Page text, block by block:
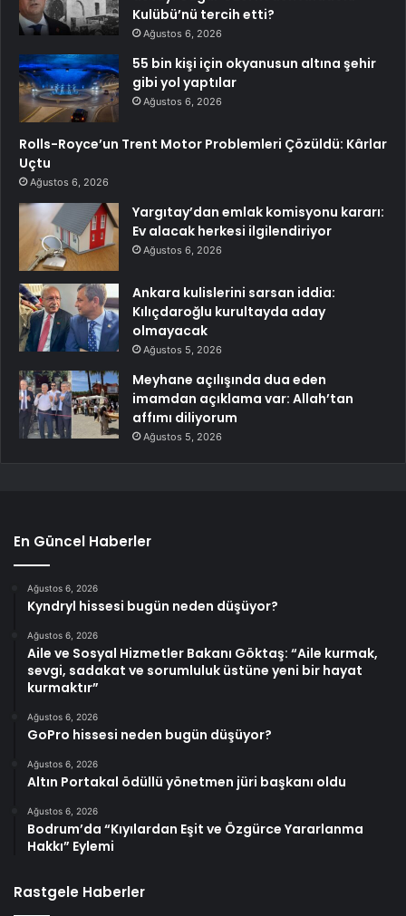
Kulübü’nü tercih etti?
Ağustos 6, 2026
55 bin kişi için okyanusun altına şehir
gibi yol yaptılar
Ağustos 6, 2026
Rolls-Royce’un Trent Motor Problemleri Çözüldü: Kârlar
Uçtu
Ağustos 6, 2026
Yargıtay’dan emlak komisyonu kararı:
Ev alacak herkesi ilgilendiriyor
Ağustos 6, 2026
Ankara kulislerini sarsan iddia:
Kılıçdaroğlu kurultayda aday
olmayacak
Ağustos 5, 2026
Meyhane açılışında dua eden
imamdan açıklama var: Allah’tan
affımı diliyorum
Ağustos 5, 2026
En Güncel Haberler
Ağustos 6, 2026
Kyndryl hissesi bugün neden düşüyor?
Ağustos 6, 2026
Aile ve Sosyal Hizmetler Bakanı Göktaş: “Aile kurmak,
sevgi, sadakat ve sorumluluk üstüne yeni bir hayat
kurmaktır”
Ağustos 6, 2026
GoPro hissesi neden bugün düşüyor?
Ağustos 6, 2026
Altın Portakal ödüllü yönetmen jüri başkanı oldu
Ağustos 6, 2026
Bodrum’da “Kıyılardan Eşit ve Özgürce Yararlanma
Hakkı” Eylemi
Rastgele Haberler